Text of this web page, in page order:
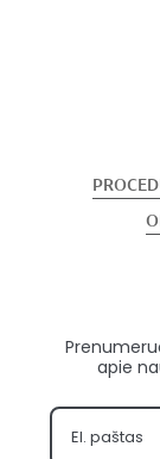
apie